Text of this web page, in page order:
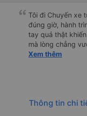
Tôi đi Chuyến xe
đúng giờ, hành
tay quả thật khiến tôi an tâm, mãn ý. Đường xa muôn dặm
mà lòng chẳng
cẩn, hiếm thấy
Xem thêm
Thông tin chi